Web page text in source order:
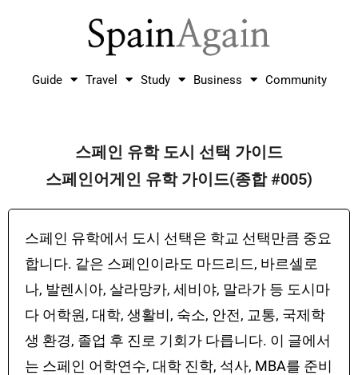
Guide Travel Study Business Community
스페인 유학 도시 선택 가이드
스페인어게인 유학 가이드(종합 #005)
스페인 유학에서 도시 선택은 학교 선택만큼 중요
합니다. 같은 스페인이라도 마드리드, 바르셀로
나, 발렌시아, 살라망카, 세비야, 말라가 등 도시마
다 어학원, 대학, 생활비, 숙소, 안전, 교통, 국제학
생 환경, 졸업 후 진로 기회가 다릅니다. 이 글에서
는 스페인 어학연수, 대학 진학, 석사, MBA를 준비